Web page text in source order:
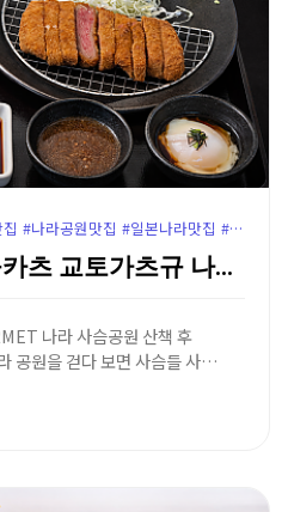
#교토가츠규나라공원점 #나라맛집 #나라공원맛집 #일본나라맛집 #나라규카츠 #교토가츠규 #나라여행코스 #나라점심추천 #오사카근교맛집 #나라사슴공원맛집 #윤가이드추천맛집
나라 공원 맛집 | 규카츠 교토가츠규 나라 공원점 - …
나라 사슴공원 산책 후
공원을 걷다 보면 사슴들 사…